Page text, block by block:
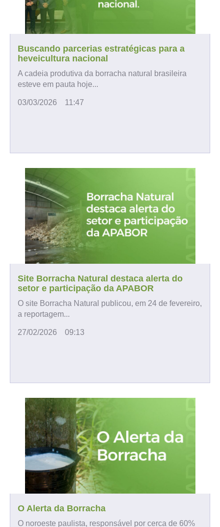
Buscando parcerias estratégicas para a
heveicultura nacional
A cadeia produtiva da borracha natural brasileira
esteve em pauta hoje...
03/03/2026 11:47
Site Borracha Natural destaca alerta do
setor e participação da APABOR
O site Borracha Natural publicou, em 24 de fevereiro,
a reportagem...
27/02/2026 09:13
O Alerta da Borracha
O noroeste paulista, responsável por cerca de 60%